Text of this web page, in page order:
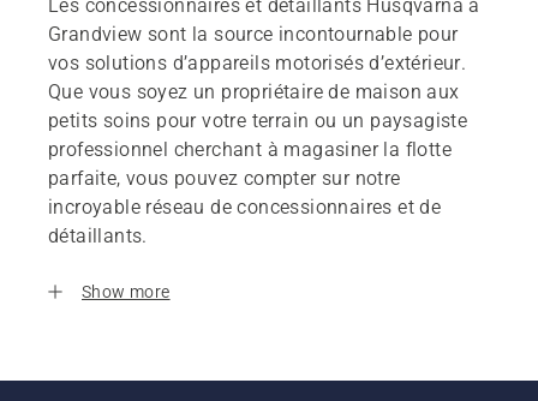
Les concessionnaires et détaillants Husqvarna à
Grandview sont la source incontournable pour
vos solutions d’appareils motorisés d’extérieur.
Que vous soyez un propriétaire de maison aux
petits soins pour votre terrain ou un paysagiste
professionnel cherchant à magasiner la flotte
parfaite, vous pouvez compter sur notre
incroyable réseau de concessionnaires et de
détaillants.
Show more